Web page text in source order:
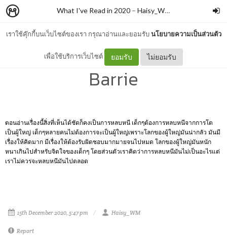
เราใช้คุ๊กกี้บนเว็บไซต์ของเรา กรุณาอ่านและยอมรับนโยบายความเป็นส่วนตัว
เพื่อใช้บริการเว็บไซต์ ยอมรับ ไม่ยอมรับ
What I've Read in 2020 – Haisy_WM
Peter and Wendy - J. M.
Barrie
ตอนอ่านเรื่องนี้สิ่งที่เห็นได้ชัดก็คงเป็นการหลบหนี เด็กๆต้องการหลบหนีจากการโต
เป็นผู้ใหญ่ เด็กๆหลายคนไม่ต้องการจะเป็นผู้ใหญ่เพราะโลกของผู้ใหญ่มันน่ากลัว มันมี
เรื่องให้คิดมาก มีเรื่องให้ต้องรับผิดชอบมากมายจนไปหมด โลกของผู้ใหญ่มันหนัก
หนาเกินไปสำหรับจิตใจของเด็กๆ โดยส่วนตัวเราคิดว่าการหลบหนีมันไม่เป็นอะไรแต่
เราไม่ควรจะหลบหนีมันไปตลอด
15th December 2020, 5:47 pm Haisy_WM
Report